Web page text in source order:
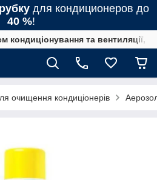
для кондиционеров до
40 %!
кондиціонування та вентиляції,
очищення кондиціонерів